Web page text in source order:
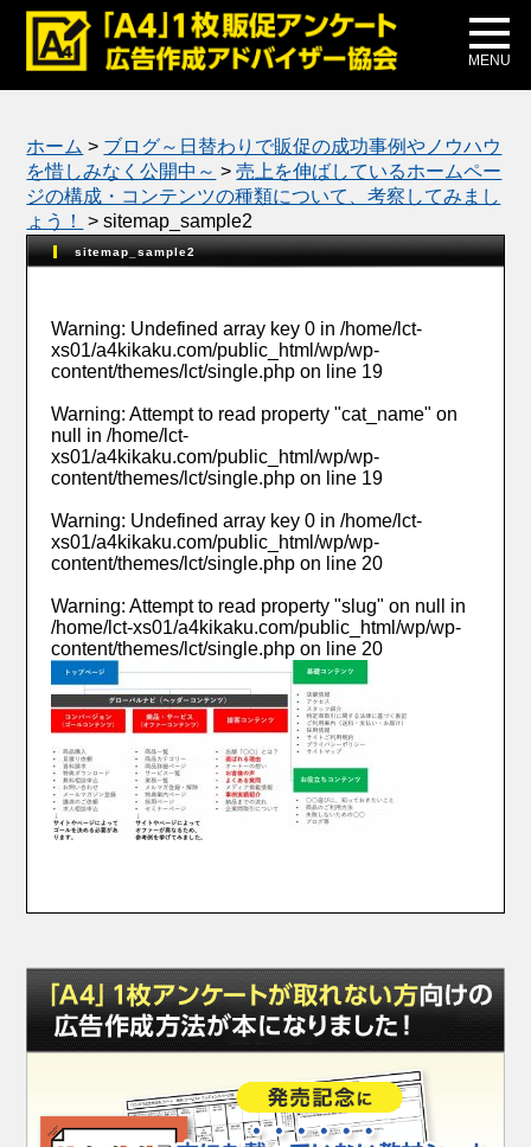
MENU
メディア掲載
公式ブログ
ホーム > ブログ～日替わりで販促の成功事例やノウハウ
を惜しみなく公開中～ >売上を伸ばしているホームペー
ジの構成・コンテンツの種類について、考察してみまし
ょう！
>sitemap_sample2
sitemap_sample2
Warning: Undefined array key 0 in/home/lct-
xs01/a4kikaku.com/public_html/wp/wp-
content/themes/lct/single.php on line 19
Warning: Attempt to read property "cat_name" on
null in/home/lct-
xs01/a4kikaku.com/public_html/wp/wp-
content/themes/lct/single.php on line 19
Warning: Undefined array key 0 in/home/lct-
xs01/a4kikaku.com/public_html/wp/wp-
content/themes/lct/single.php on line 20
Warning: Attempt to read property "slug" on null in
/home/lct-xs01/a4kikaku.com/public_html/wp/wp-
content/themes/lct/single.php on line 20